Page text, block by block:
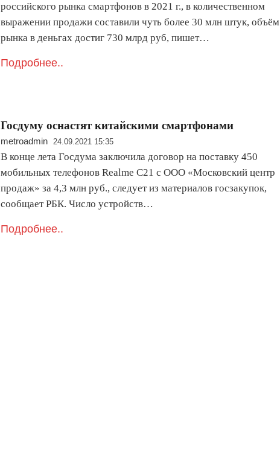
российского рынка смартфонов в 2021 г., в количественном
выражении продажи составили чуть более 30 млн штук, объём
рынка в деньгах достиг 730 млрд руб, пишет…
Подробнее..
Госдуму оснастят китайскими смартфонами
metroadmin 24.09.2021 15:35
В конце лета Госдума заключила договор на поставку 450
мобильных телефонов Realme C21 с ООО «Московский центр
продаж» за 4,3 млн руб., следует из материалов госзакупок,
сообщает РБК. Число устройств…
Подробнее..